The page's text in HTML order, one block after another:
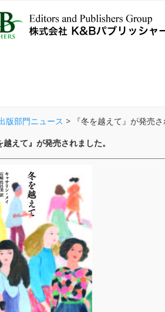
版部門ニュース >
『冬を越えて』が発売さ
越えて』が発売されました。